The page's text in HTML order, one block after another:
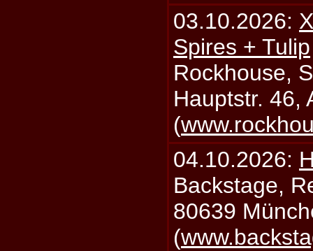
03.10.2026:
Spires + Tulip
Rockhouse,
Hauptstr. 46,
(
04.10.2026:
Backstage,
80639
(